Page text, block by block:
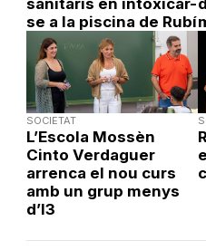
se a la piscina de Rubí
SOCIETAT
L’Escola Mossèn
Cinto Verdaguer
arrenca el nou curs
amb un grup menys
d’I3